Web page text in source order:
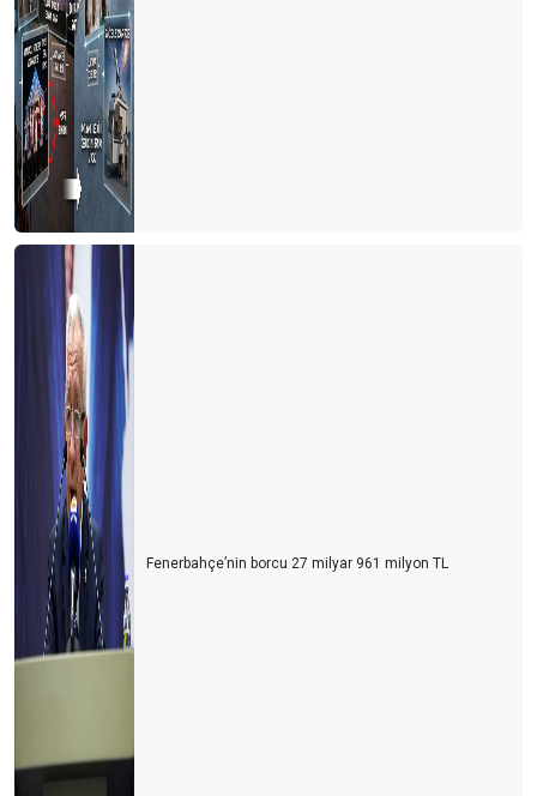
Fenerbahçe’nin borcu 27 milyar 961 milyon TL